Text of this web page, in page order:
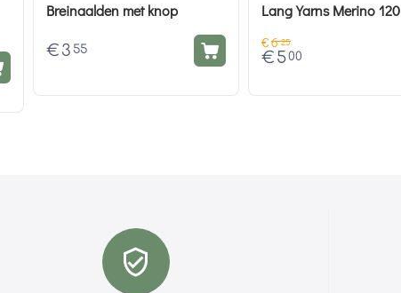
Breinaalden met knop
€ 3 55
Lang Yarns Merino 120
€6 25
€ 5 00